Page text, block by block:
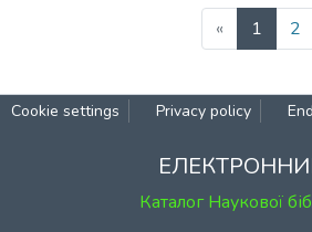
« 1 2
Cookie settings Privacy policy
Каталог Наукової